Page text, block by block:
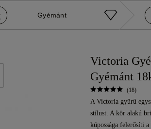
Gyémánt
Victoria
Gyémánt
(18)
A Victoria gyűrű
stílust. A kör alakú
kúpossága felerősíti